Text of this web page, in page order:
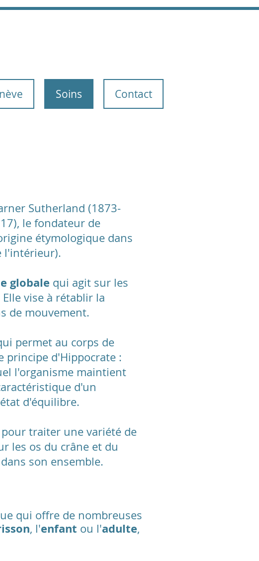
Soins Contact
Sutherland (1873-
le fondateur de
étymologique dans
l'intérieur).
globale qui agit sur les
vise à rétablir la
de mouvement.
permet au corps de
principe d'Hippocrate :
l'organisme maintient
d'un
d'équilibre.
pour traiter une variété de
les os du crâne et du
son ensemble.
qui offre de nombreuses
, l'enfant ou l'adulte,